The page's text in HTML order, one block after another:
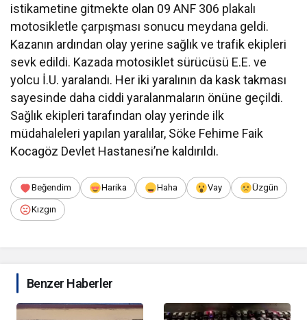
istikametine gitmekte olan 09 ANF 306 plakalı
motosikletle çarpışması sonucu meydana geldi.
Kazanın ardından olay yerine sağlık ve trafik ekipleri
sevk edildi. Kazada motosiklet sürücüsü E.E. ve
yolcu İ.U. yaralandı. Her iki yaralının da kask takması
sayesinde daha ciddi yaralanmaların önüne geçildi.
Sağlık ekipleri tarafından olay yerinde ilk
müdahaleleri yapılan yaralılar, Söke Fehime Faik
Kocagöz Devlet Hastanesi’ne kaldırıldı.
Beğendim Harika Haha Vay Üzgün
Kızgın
Benzer Haberler